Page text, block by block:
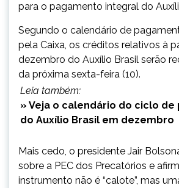
para o pagamento integral do
Segundo o calendário de
pela Caixa, os créditos relativos à
dezembro do Auxílio Brasil serão
da próxima sexta-feira (10).
Leia também:
» Veja o calendário do ciclo de
do Auxílio Brasil em dezembro
Mais cedo, o presidente Jair
sobre a PEC dos Precatórios e
instrumento não é “calote”, mas